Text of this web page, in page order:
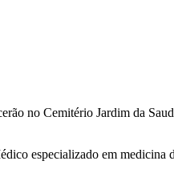
no Cemitério Jardim da
especializado em medicina